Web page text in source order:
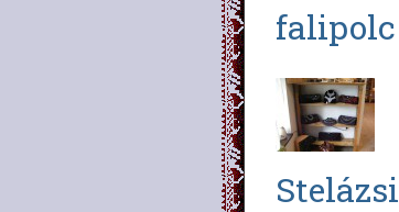
falipolc
Stelázsi